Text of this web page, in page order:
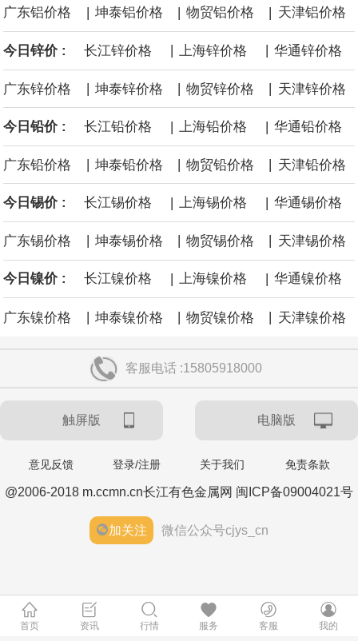
黄金价格有望录得自今年1月以来最大单周涨幅。油价走弱为金价提
供支撑，同时投资者正等待美国非农就业数据，以寻找美国利率前
景的线索。StoneX高级分析师马特·辛普森表示，中东和平前景改善
海力士：龙仁工厂将生产高带宽内存（HBM）及其他下一代动态随
机存取存储器（DRAM）。
广东铝价格 | 坤泰铝价格 | 物贸铝价格 | 天津铝价格
今日锌价 : 长江锌价格 上海锌价格 华通锌价格
广东锌价格 | 坤泰锌价格 | 物贸锌价格 | 天津锌价格
今日铅价 : 长江铅价格 | 上海铅价格 | 华通铅价格
广东铅价格 坤泰铅价格 物贸铅价格 天津铅价格
今日锡价 : 长江锡价格 | 上海锡价格 | 华通锡价格
广东锡价格 坤泰锡价格 物贸锡价格 天津锡价格
今日镍价 : 长江镍价格 | 上海镍价格 | 华通镍价格
广东镍价格 | 坤泰镍价格 | 物贸镍价格 | 天津镍价格
客服电话 :15805918000
触屏版 电脑版
意见反馈 登录/注册 关于我们 免责条款
@2006-2018 m.ccmn.cn长江有色金属网 闽ICP备09004021号
加关注 微信公众号cjys_cn
首页 资讯 行情 服务 客服 我的